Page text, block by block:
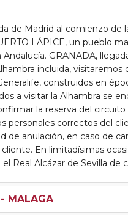
de Madrid al comienzo de
LÁPICE, un pueblo
GRANADA,
incluida,
construidos en
a visitar la Alhambra se
la reserva del circuito
personales correctos del
anulación, en caso de
En limitadísimas
Real Alcázar de Sevilla de
MALAGA